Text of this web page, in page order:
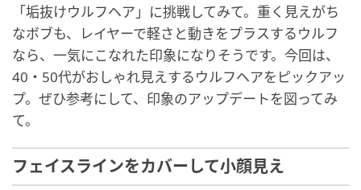
「垢抜けウルフヘア」に挑戦してみて。重く見えがち
なボブも、レイヤーで軽さと動きをプラスするウルフ
なら、一気にこなれた印象になりそうです。今回は、
40・50代がおしゃれ見えするウルフヘアをピックアッ
プ。ぜひ参考にして、印象のアップデートを図ってみ
て。
フェイスラインをカバーして小顔見え